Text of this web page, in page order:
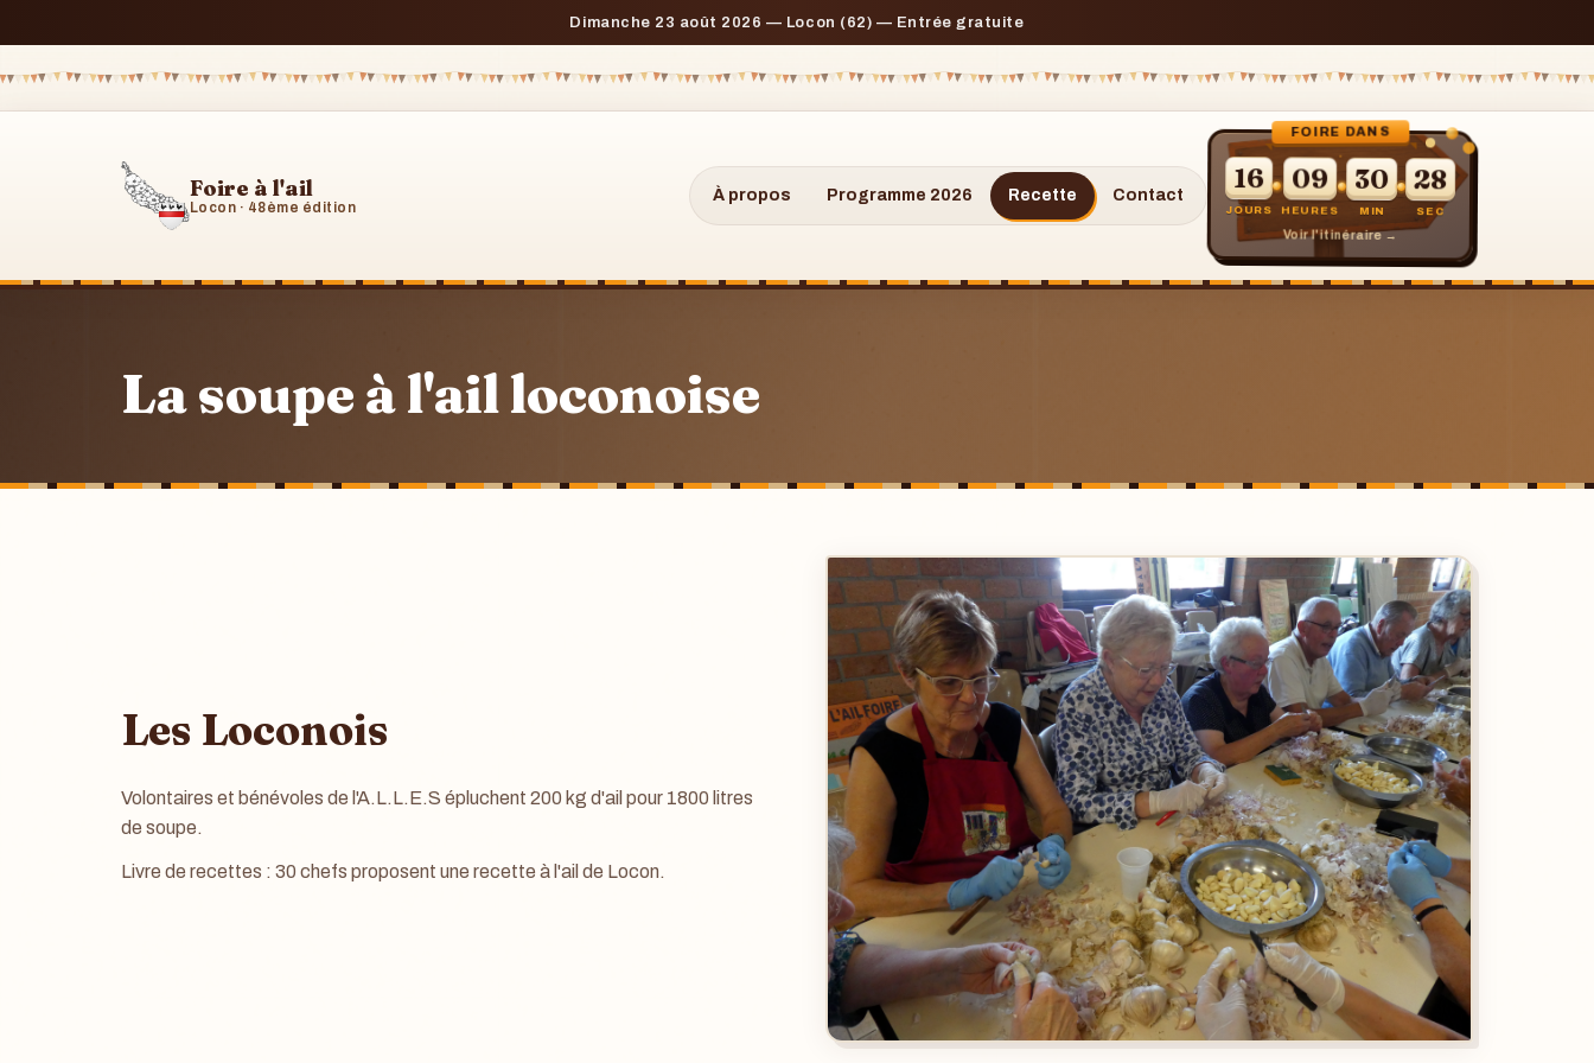
Dimanche 23 août 2026 — Locon (62) — Entrée gratuite
Foire à l'ail
Locon · 48ème édition
À propos Programme 2026 Recette Contact
FOIRE DANS
16
JOURS
09
HEURES
30
MIN
27
SEC
Voir l'itinéraire →
La soupe à l'ail loconoise
Les Loconois
Volontaires et bénévoles de l'A.L.L.E.S épluchent 200 kg d'ail pour 1800 litres
de soupe.
Livre de recettes : 30 chefs proposent une recette à l'ail de Locon.